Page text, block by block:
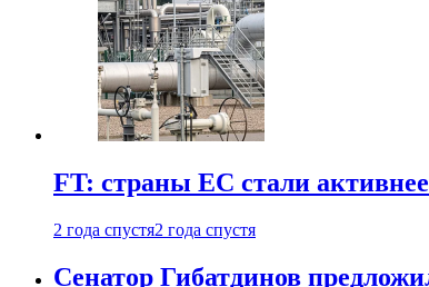
FT: страны ЕС стали
2 года спустя2 года спустя
Сенатор Гибатдинов